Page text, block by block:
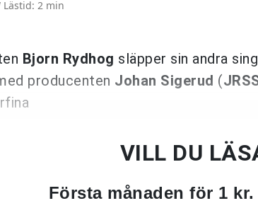
Lästid: 2 min
Bjorn Rydhog släpper sin andra
producenten Johan Sigerud (
VILL DU
Första månaden för 1